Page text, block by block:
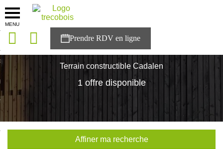
MENU
solutions
Trecobois
Terrain constructible Cadalen
1 offre disponible
Affiner ma recherche